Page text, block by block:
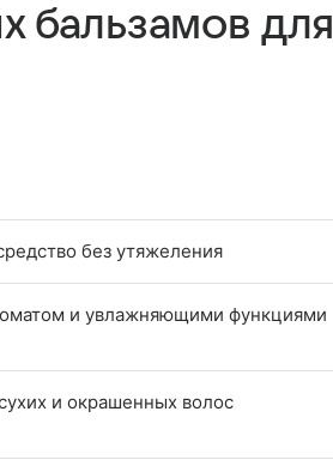
бальзамов для
без утяжеления
и увлажняющими функциями
и окрашенных волос